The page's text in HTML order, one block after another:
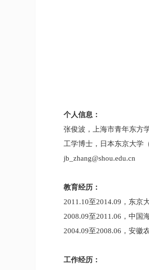
个人信息：
张俊波，上海市青年东方
工学博士，日本东京大学
jb_zhang@shou.edu.cn
教育经历：
2011.10至2014.09 ，东京
2008.09至2011.06 ，中国
2004.09至2008.06 ，安徽
工作经历：